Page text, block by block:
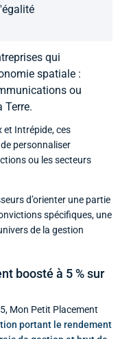
qui
spatiale :
ou
Terre.
et Intrépide, ces
personnaliser
ou les secteurs
d’orienter une partie
spécifiques, une
de la gestion
boosté à 5 % sur
Mon Petit Placement
portant le rendement